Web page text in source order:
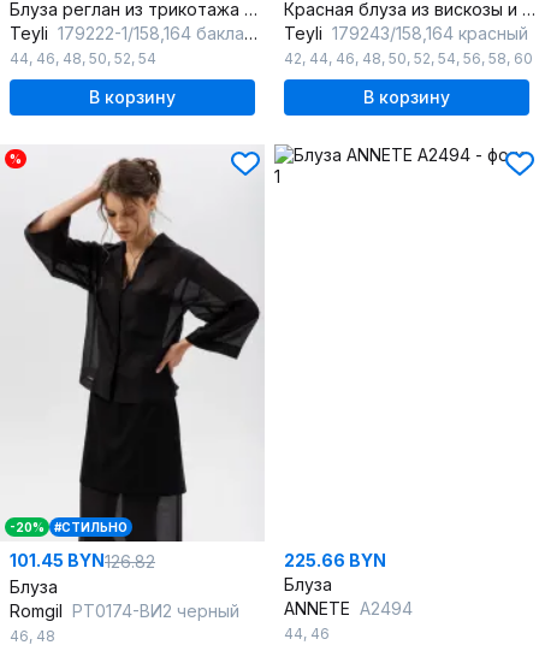
Блуза реглан из трикотажа с полупрозрачными деталями
Teyli 179222-1/158,164 баклажан
44, 46, 48, 50, 52, 54
В корзину
Красная блуза из вискозы и трикотажа с воротником-стойкой
Teyli 179243/158,164 красный
42, 44, 46, 48, 50, 52, 54, 56, 58, 60
В корзину
%
-20% #СТИЛЬНО
101.45 BYN126.82
Блуза
Romgil РТ0174-ВИ2 черный
46, 48
225.66 BYN
Блуза
ANNETE A2494
44, 46